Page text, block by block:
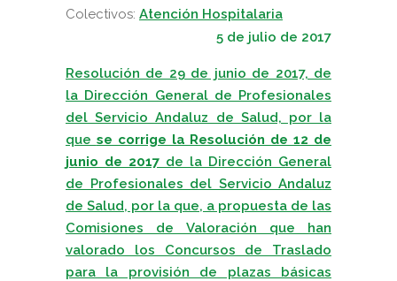
Colectivos: Atención Hospitalaria
5 de julio de 2017
Resolución de 29 de junio de 2017, de
la Dirección General de Profesionales
del Servicio Andaluz de Salud, por la
que se corrige la Resolución de 12 de
junio de 2017 de la Dirección General
de Profesionales del Servicio Andaluz
de Salud, por la que, a propuesta de las
Comisiones de Valoración que han
valorado los Concursos de Traslado
para la provisión de plazas básicas